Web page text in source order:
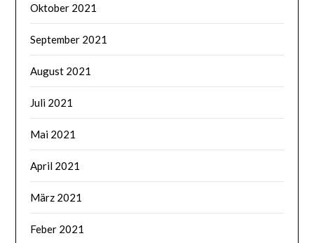
Oktober 2021
September 2021
August 2021
Juli 2021
Mai 2021
April 2021
März 2021
Feber 2021